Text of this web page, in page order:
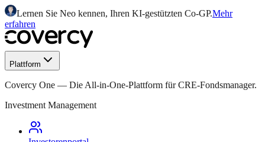
Lernen Sie Neo kennen, Ihren KI-gestützten Co-GP.Mehr
erfahren
Plattform
Covercy One — Die All-in-One-Plattform für CRE-Fondsmanager.
Investment Management